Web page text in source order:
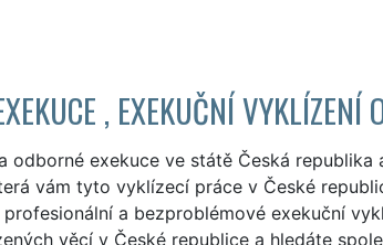
, EXEKUČNÍ VYKLÍZENÍ
odborné exekuce ve státě Česká republika
vám tyto vyklízecí práce v České
a bezproblémové exekuční
věcí v České republice a hledáte